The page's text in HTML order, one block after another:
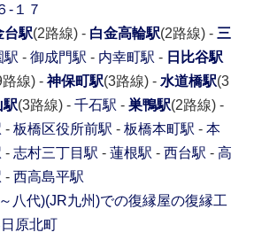
-１７
台駅(2路線) - 白金高輪駅(2路線) - 三
駅 -御成門駅 - 内幸町駅 - 日比谷駅
路線) -神保町駅(3路線) - 水道橋駅(3
駅(3路線) -千石駅 -巣鴨駅(2路線) -
-板橋区役所前駅 -板橋本町駅 -本
-志村三丁目駅 -蓮根駅 -西台駅 -高
-西高島平駅
八代)(JR九州)での復縁屋の復縁工
原北町